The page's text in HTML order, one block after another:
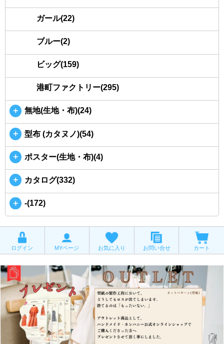
ガール(22)
ブルー(2)
ビッグ(159)
港町ファクトリー(295)
＋ 無地(生地・布)(24)
＋ 型布 (カタヌノ)(54)
＋ ポスター(生地・布)(4)
＋ カタログ(332)
＋ -(172)
ログイン MYページ お気に入り お問い合せ カート